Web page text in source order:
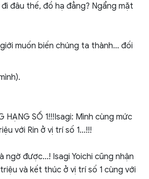
đi đâu thế, đồ hạ đẳng? Ngẩng mặt
muốn biến chúng ta thành... đối
HẠNG SỐ 1!!!Isagi: Mình cùng mức
với Rin ở vị trí số 1...!!!
ngờ được...! Isagi Yoichi cũng nhận
và kết thúc ở vị trí số 1 cùng với